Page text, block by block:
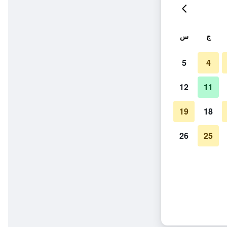
ج س
4
5
11
12
18
19
25
26